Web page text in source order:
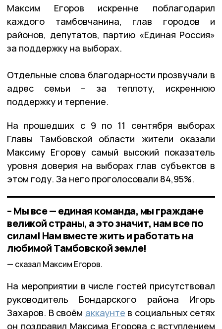
Максим Егоров искренне поблагодарил
каждого тамбовчанина, глав городов и
районов, депутатов, партию «Единая Россия»
за поддержку на выборах.
Отдельные слова благодарности прозвучали в
адрес семьи – за теплоту, искреннюю
поддержку и терпение.
На прошедших с 9 по 11 сентября выборах
Главы Тамбовской области жители оказали
Максиму Егорову самый высокий показатель
уровня доверия на выборах глав субъектов в
этом году. За него проголосовали 84,95%.
– Мы все — единая команда, мы граждане
великой страны, а это значит, нам все по
силам! Нам вместе жить и работать на
любимой Тамбовской земле!
сказал Максим Егоров.
На мероприятии в числе гостей присутствовал
руководитель Бондарского района Игорь
Захаров. В своём аккаунте в социальных сетях
он поздравил Максима Егорова с вступлением